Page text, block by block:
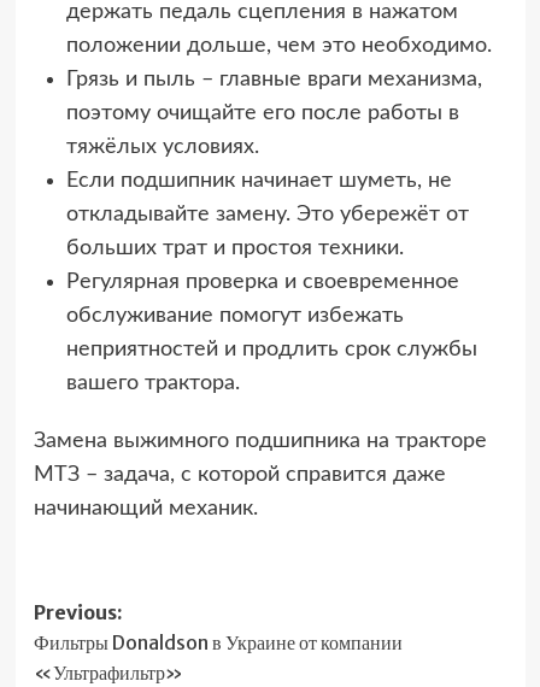
держать педаль сцепления в нажатом
положении дольше, чем это необходимо.
Грязь и пыль – главные враги механизма,
поэтому очищайте его после работы в
тяжёлых условиях.
Если подшипник начинает шуметь, не
откладывайте замену. Это убережёт от
больших трат и простоя техники.
Регулярная проверка и своевременное
обслуживание помогут избежать
неприятностей и продлить срок службы
вашего трактора.
Замена выжимного подшипника на тракторе
МТЗ – задача, с которой справится даже
начинающий механик.
Post
navigation
Previous:
Фильтры Donaldson в Украине от компании
«Ультрафильтр»